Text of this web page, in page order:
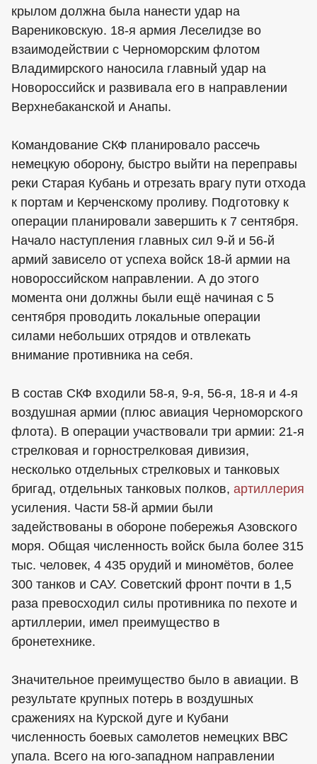
крылом должна была нанести удар на
Варениковскую. 18-я армия Леселидзе во
взаимодействии с Черноморским флотом
Владимирского наносила главный удар на
Новороссийск и развивала его в направлении
Верхнебаканской и Анапы.
Командование СКФ планировало рассечь
немецкую оборону, быстро выйти на переправы
реки Старая Кубань и отрезать врагу пути отхода
к портам и Керченскому проливу. Подготовку к
операции планировали завершить к 7 сентября.
Начало наступления главных сил 9-й и 56-й
армий зависело от успеха войск 18-й армии на
новороссийском направлении. А до этого
момента они должны были ещё начиная с 5
сентября проводить локальные операции
силами небольших отрядов и отвлекать
внимание противника на себя.
В состав СКФ входили 58-я, 9-я, 56-я, 18-я и 4-я
воздушная армии (плюс авиация Черноморского
флота). В операции участвовали три армии: 21-я
стрелковая и горнострелковая дивизия,
несколько отдельных стрелковых и танковых
бригад, отдельных танковых полков, артиллерия
усиления. Части 58-й армии были
задействованы в обороне побережья Азовского
моря. Общая численность войск была более 315
тыс. человек, 4 435 орудий и миномётов, более
300 танков и САУ. Советский фронт почти в 1,5
раза превосходил силы противника по пехоте и
артиллерии, имел преимущество в
бронетехнике.
Значительное преимущество было в авиации. В
результате крупных потерь в воздушных
сражениях на Курской дуге и Кубани
численность боевых самолетов немецких ВВС
упала. Всего на юго-западном направлении